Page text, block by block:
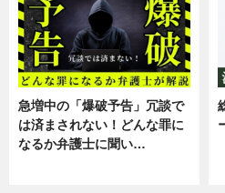
急増中の「爆破予告」冗談で
は済まされない！どんな罪に
なるか弁護士に聞い…